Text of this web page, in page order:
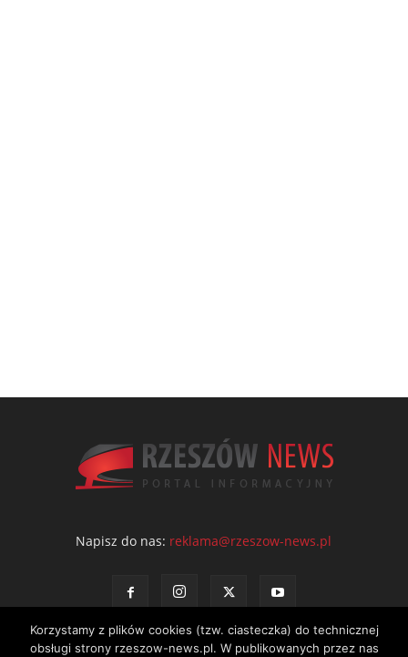
Napisz do nas: reklama@rzeszow-news.pl
Korzystamy z plików cookies (tzw. ciasteczka) do technicznej
obsługi strony rzeszow-news.pl. W publikowanych przez nas